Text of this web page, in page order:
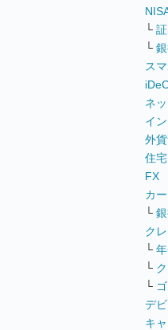
└
└
ス
ネ
イ
外
住
FX
カ
└
ク
└
└
└
デ
キ